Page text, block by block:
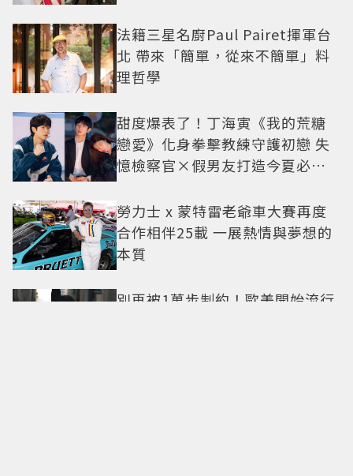
法籍三星名廚Paul Pairet揮軍台
北 帶來「簡單，從來不簡單」料
理哲學
甜度爆表了！丁海寅《我的荒糖
戀愛》化身拳擊教練守護初戀 失
憶檢察官×假男友打造今夏必看
勞力士 x 蒙特雷老爺車大賽再度
合作相伴25載 一展熱情與夢想的
本質
別再被1萬步制約！歐美開始流行